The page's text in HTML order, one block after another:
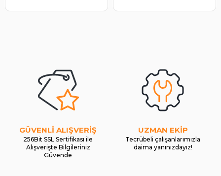
GÜVENLİ ALIŞVERİŞ
256Bit SSL Sertifikası ile
Alışverişte Bilgileriniz
Güvende
UZMAN EKİP
Tecrübeli çalışanlarımızla
daima yanınızdayız!